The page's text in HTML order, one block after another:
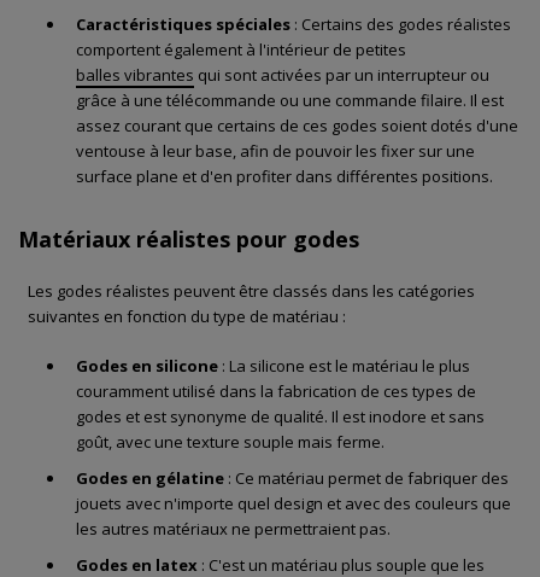
Caractéristiques spéciales : Certains des godes réalistes
comportent également à l'intérieur de petites
balles vibrantes qui sont activées par un interrupteur ou
grâce à une télécommande ou une commande filaire. Il est
assez courant que certains de ces godes soient dotés d'une
ventouse à leur base, afin de pouvoir les fixer sur une
surface plane et d'en profiter dans différentes positions.
Matériaux réalistes pour godes
Les godes réalistes peuvent être classés dans les catégories
suivantes en fonction du type de matériau :
Godes en silicone : La silicone est le matériau le plus
couramment utilisé dans la fabrication de ces types de
godes et est synonyme de qualité. Il est inodore et sans
goût, avec une texture souple mais ferme.
Godes en gélatine : Ce matériau permet de fabriquer des
jouets avec n'importe quel design et avec des couleurs que
les autres matériaux ne permettraient pas.
Godes en latex : C'est un matériau plus souple que les